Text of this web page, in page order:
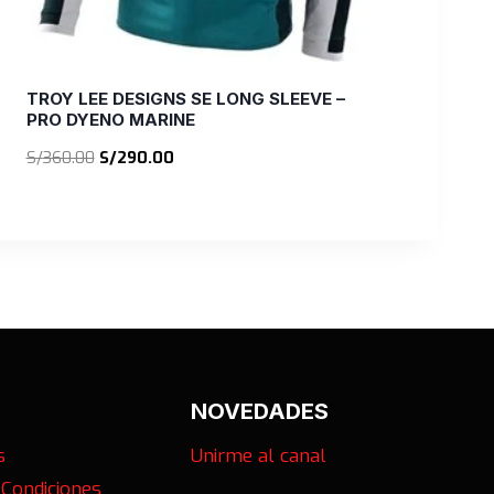
TROY LEE DESIGNS SE LONG SLEEVE –
PRO DYENO MARINE
S/360.00 El
S/290.00El
NOVEDADES
Unirme al canal